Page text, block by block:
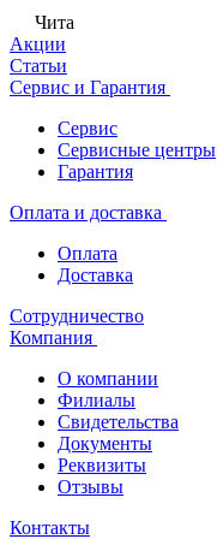
Чита
Акции
Статьи
Сервис и Гарантия
Сервис
Сервисные центры
Гарантия
Оплата и доставка
Оплата
Доставка
Сотрудничество
Компания
О компании
Филиалы
Свидетельства
Документы
Реквизиты
Отзывы
Контакты